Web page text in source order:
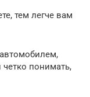
тем легче вам
понимать,